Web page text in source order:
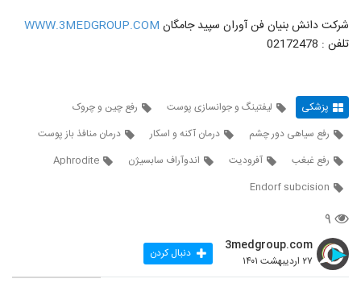
شرکت دانش بنیان فن آوران سپید جامگان WWW.3MEDGROUP.COM
تلفن : 02172478
پزشکی لیفتینگ و جوانسازی پوست
رفع چین و چروک
رفع سیاهی دور چشم
درمان آکنه و اسکار
درمان منافذ باز پوست
رفع غبغب
آفرودیت اندوآراف سابسیژن
Aphrodite
Endorf subcision
۹
3medgroup.com
۲۷ اردیبهشت ۱۴۰۱ دنبال کردن